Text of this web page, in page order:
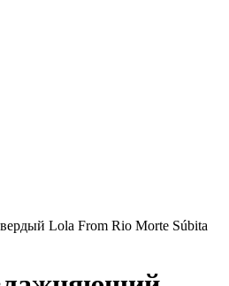
Lola From Rio Morte Súbita